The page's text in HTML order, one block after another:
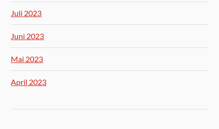
Juli 2023
Juni 2023
Mai 2023
April 2023